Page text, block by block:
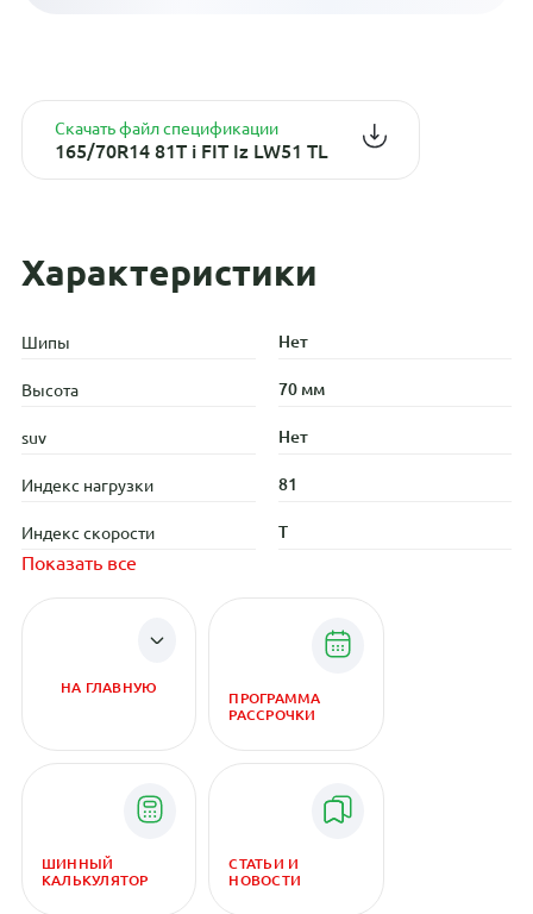
Скачать файл спецификации
165/70R14 81T i FIT Iz LW51 TL
Характеристики
Шипы Нет
Высота 70 мм
suv Нет
Индекс нагрузки 81
Индекс скорости T
Показать все
НА ГЛАВНУЮ
ПРОГРАММА
РАССРОЧКИ
ШИННЫЙ
КАЛЬКУЛЯТОР
СТАТЬИ И
НОВОСТИ